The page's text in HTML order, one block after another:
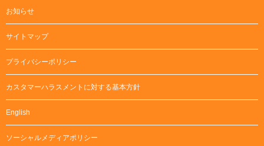
お知らせ
サイトマップ
プライバシーポリシー
カスタマーハラスメントに対する基本方針
English
ソーシャルメディアポリシー